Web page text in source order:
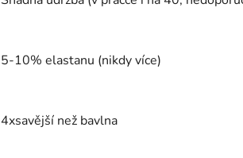
5-10% elastanu (nikdy více)
4xsavější než bavlna